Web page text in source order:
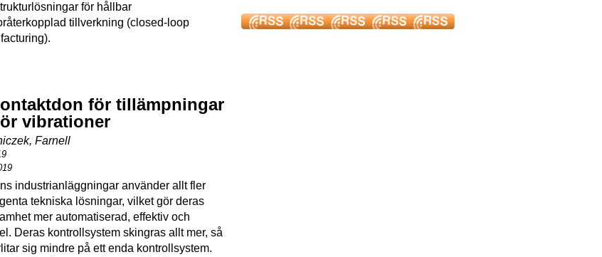
för hållbar
tillverkning (closed-loop
för tillämpningar
vibrationer
Farnell
industrianläggningar använder allt fler
tekniska lösningar, vilket gör deras
mer automatiserad, effektiv och
Deras kontrollsystem skingras allt mer, så
sig mindre på ett enda kontrollsystem.